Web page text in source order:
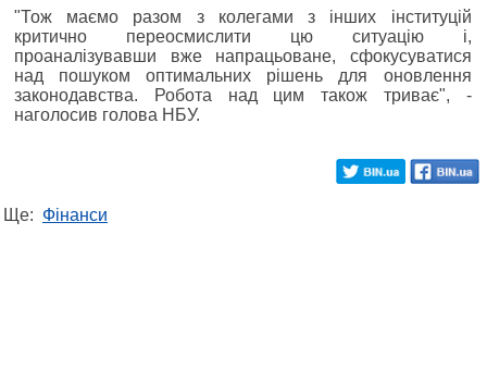
"Тож маємо разом з колегами з інших інституцій
критично переосмислити цю ситуацію і,
проаналізувавши вже напрацьоване, сфокусуватися
над пошуком оптимальних рішень для оновлення
законодавства. Робота над цим також триває", -
наголосив голова НБУ.
Ще: Фінанси